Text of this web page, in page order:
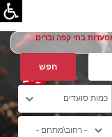
בתי קפה וברים